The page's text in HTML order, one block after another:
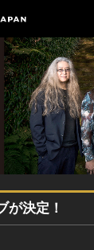
が決定！